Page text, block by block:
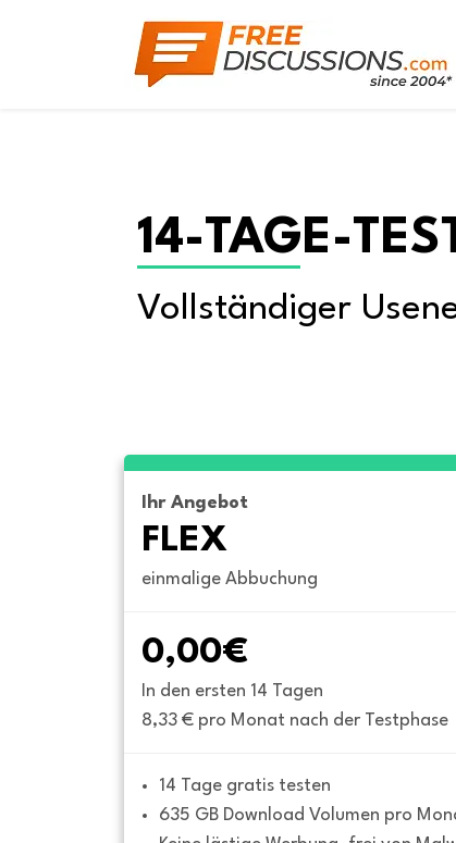
14-TAGE-
Vollständiger
Ihr Angebot
FLEX
einmalige Abbuchung
0,00€
In den ersten 14 Tagen
8,33 € pro Monat nach der Testphase
14 Tage gratis testen
635 GB Download Volumen pro